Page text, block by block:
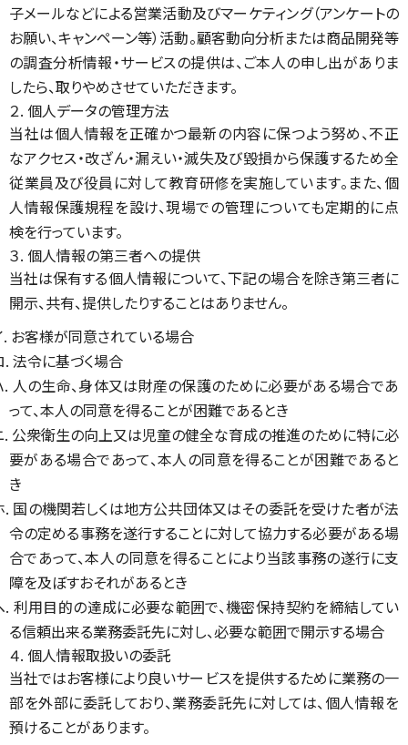
子メールなどによる営業活動及びマーケティング（アンケートの
お願い、キャンペーン等）活動。顧客動向分析または商品開発等
の調査分析情報・サービスの提供は、ご本人の申し出がありま
したら、取りやめさせていただきます。
２. 個人データの管理方法
当社は個人情報を正確かつ最新の内容に保つよう努め、不正
なアクセス・改ざん・漏えい・滅失及び毀損から保護するため全
従業員及び役員に対して教育研修を実施しています。また、個
人情報保護規程を設け、現場での管理についても定期的に点
検を行っています。
３. 個人情報の第三者への提供
当社は保有する個人情報について、下記の場合を除き第三者に
開示、共有、提供したりすることはありません。
. お客様が同意されている場合
. 法令に基づく場合
. 人の生命、身体又は財産の保護のために必要がある場合であ
って、本人の同意を得ることが困難であるとき
. 公衆衛生の向上又は児童の健全な育成の推進のために特に必
要がある場合であって、本人の同意を得ることが困難であると
き
. 国の機関若しくは地方公共団体又はその委託を受けた者が法
令の定める事務を遂行することに対して協力する必要がある場
合であって、本人の同意を得ることにより当該事務の遂行に支
障を及ぼすおそれがあるとき
. 利用目的の達成に必要な範囲で、機密保持契約を締結してい
る信頼出来る業務委託先に対し、必要な範囲で開示する場合
４. 個人情報取扱いの委託
当社ではお客様により良いサービスを提供するために業務の一
部を外部に委託しており、業務委託先に対しては、個人情報を
預けることがあります。